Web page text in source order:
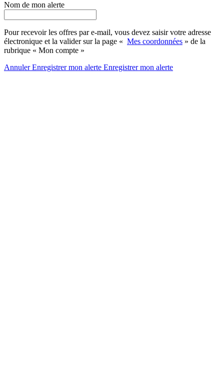
Nom de mon alerte
Pour recevoir les offres par e-mail, vous devez saisir votre adresse
électronique et la valider sur la page « Mes coordonnées » de la
rubrique « Mon compte »
AnnulerEnregistrer mon alerte Enregistrermon alerte